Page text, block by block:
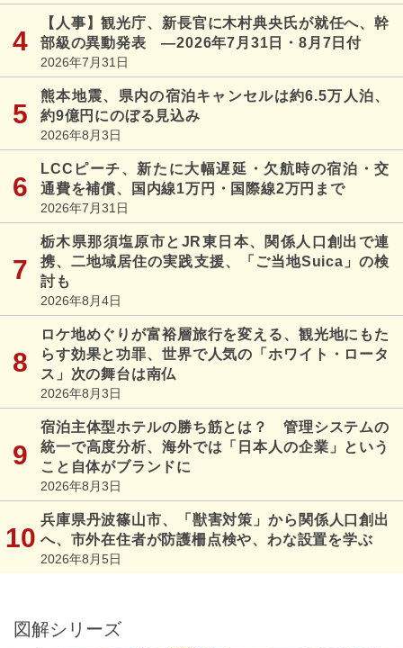
【人事】観光庁、新長官に木村典央氏が就任へ、幹
部級の異動発表 ―2026年7月31日・8月7日付
2026年7月31日
熊本地震、県内の宿泊キャンセルは約6.5万人泊、
約9億円にのぼる見込み
2026年8月3日
LCCピーチ、新たに大幅遅延・欠航時の宿泊・交
通費を補償、国内線1万円・国際線2万円まで
2026年7月31日
栃木県那須塩原市とJR東日本、関係人口創出で連
携、二地域居住の実践支援、「ご当地Suica」の検
討も
2026年8月4日
ロケ地めぐりが富裕層旅行を変える、観光地にもた
らす効果と功罪、世界で人気の「ホワイト・ロータ
ス」次の舞台は南仏
2026年8月3日
宿泊主体型ホテルの勝ち筋とは？ 管理システムの
統一で高度分析、海外では「日本人の企業」という
こと自体がブランドに
2026年8月3日
兵庫県丹波篠山市、「獣害対策」から関係人口創出
へ、市外在住者が防護柵点検や、わな設置を学ぶ
2026年8月5日
図解シリーズ